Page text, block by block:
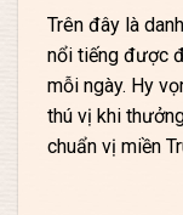
Trên đây là
nổi tiếng được
mỗi ngày. Hy
thú vị khi
chuẩn vị miền